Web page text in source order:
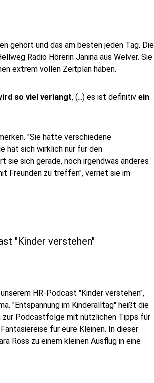
gehört und das am besten jeden Tag. Die
Radio Hörerin Janina aus Welver. Sie
extrem vollen Zeitplan haben.
so viel verlangt, (...) es ist definitiv ein
"Sie hatte verschiedene
hat sich wirklich nur für den
sie sich gerade, noch irgendwas anderes
Freunden zu treffen", verriet sie im
"Kinder verstehen"
HR-Podcast "Kinder verstehen",
"Entspannung im Kinderalltag" heißt die
zur Podcastfolge mit nützlichen Tipps für
für eure Kleinen. In dieser
Röss zu einem kleinen Ausflug in eine